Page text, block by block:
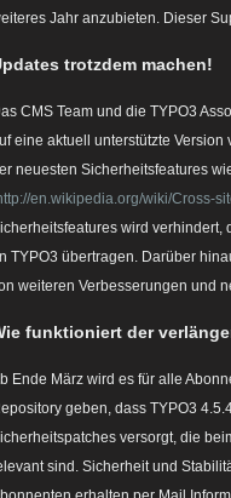
Jahr anzubieten. Dieser
trotzdem machen!
CMS Team und die TYPO3
eine aktuell unterstützte
neuesten Sicherheitsfeatures
en.wikipedia.org/wiki/Cross-
wird verhindert,
TYPO3 übertragen. Darüber
weiteren Verbesserungen und
funktioniert der
Ende März wird es für alle
geben, dass TYPO3
versorgt, die
sind. Sicherheit und